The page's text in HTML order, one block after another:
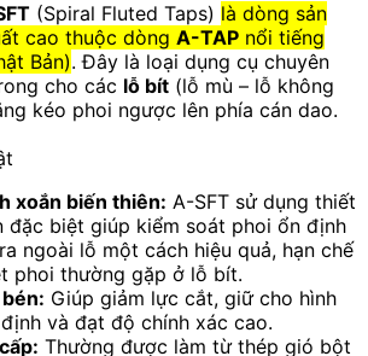
(Spiral Fluted Taps) là dòng sản
cao thuộc dòng A-TAP nổi tiếng
Bản). Đây là loại dụng cụ chuyên
cho các lỗ bít (lỗ mù – lỗ không
kéo phoi ngược lên phía cán dao.
xoắn biến thiên: A-SFT sử dụng thiết
đặc biệt giúp kiểm soát phoi ổn định
ngoài lỗ một cách hiệu quả, hạn chế
phoi thường gặp ở lỗ bít.
Giúp giảm lực cắt, giữ cho hình
và đạt độ chính xác cao.
Thường được làm từ thép gió bột